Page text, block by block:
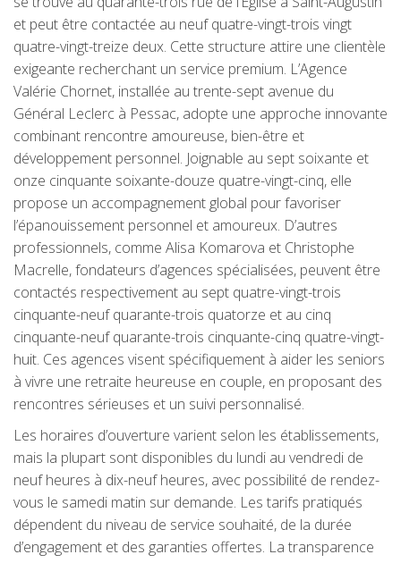
et peut être contactée au neuf quatre-vingt-trois vingt
quatre-vingt-treize deux. Cette structure attire une clientèle
exigeante recherchant un service premium. L’Agence
Valérie Chornet, installée au trente-sept avenue du
Général Leclerc à Pessac, adopte une approche innovante
combinant rencontre amoureuse, bien-être et
développement personnel. Joignable au sept soixante et
onze cinquante soixante-douze quatre-vingt-cinq, elle
propose un accompagnement global pour favoriser
l’épanouissement personnel et amoureux. D’autres
professionnels, comme Alisa Komarova et Christophe
Macrelle, fondateurs d’agences spécialisées, peuvent être
contactés respectivement au sept quatre-vingt-trois
cinquante-neuf quarante-trois quatorze et au cinq
cinquante-neuf quarante-trois cinquante-cinq quatre-vingt-
huit. Ces agences visent spécifiquement à aider les seniors
à vivre une retraite heureuse en couple, en proposant des
rencontres sérieuses et un suivi personnalisé.
Les horaires d’ouverture varient selon les établissements,
mais la plupart sont disponibles du lundi au vendredi de
neuf heures à dix-neuf heures, avec possibilité de rendez-
vous le samedi matin sur demande. Les tarifs pratiqués
dépendent du niveau de service souhaité, de la durée
d’engagement et des garanties offertes. La transparence